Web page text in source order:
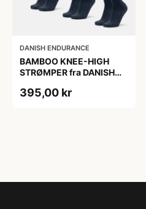
DANISH ENDURANCE
BAMBOO KNEE-HIGH
STRØMPER fra DANISH
6-Pak, Knæhøj, Bambus,
395,00 kr